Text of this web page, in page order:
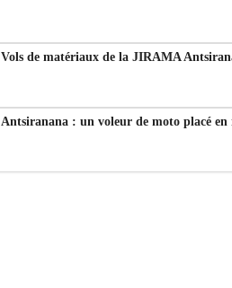
Vols de matériaux de la JIRAMA
Antsiranana : un voleur de moto placé en